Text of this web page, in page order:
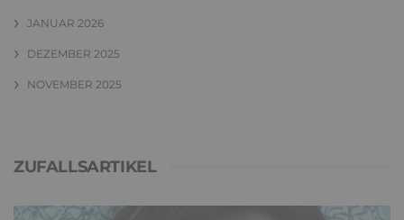
JANUAR 2026
DEZEMBER 2025
NOVEMBER 2025
ZUFALLSARTIKEL